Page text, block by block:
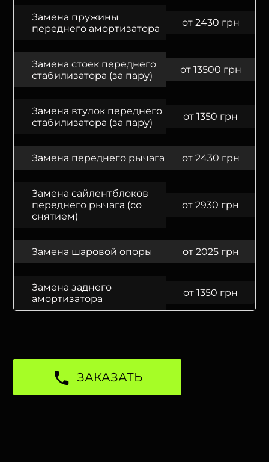
Замена пружины
переднего амортизатора
от 2430 грн
Замена стоек переднего
стабилизатора (за пару)
от 13500 грн
Замена втулок переднего
стабилизатора (за пару)
от 1350 грн
Замена переднего рычага от 2430 грн
Замена сайлентблоков
переднего рычага (со
снятием)
от 2930 грн
Замена шаровой опоры от 2025 грн
Замена заднего
амортизатора
от 1350 грн
ЗАКАЗАТЬ